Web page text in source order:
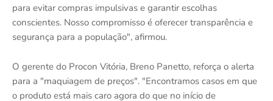
para evitar compras impulsivas e garantir escolhas
conscientes. Nosso compromisso é oferecer transparência e
segurança para a população", afirmou.
O gerente do Procon Vitória, Breno Panetto, reforça o alerta
para a "maquiagem de preços". "Encontramos casos em que
o produto está mais caro agora do que no início de